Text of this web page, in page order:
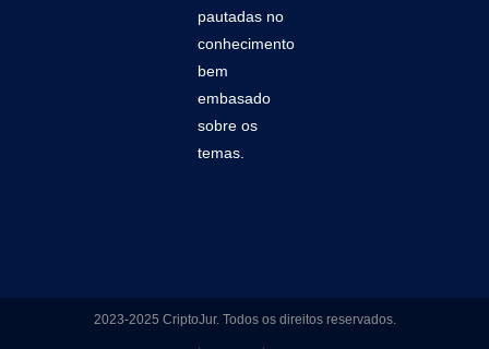
pautadas no
conhecimento
bem
embasado
sobre os
temas.
2023-2025 CriptoJur. Todos os direitos reservados.